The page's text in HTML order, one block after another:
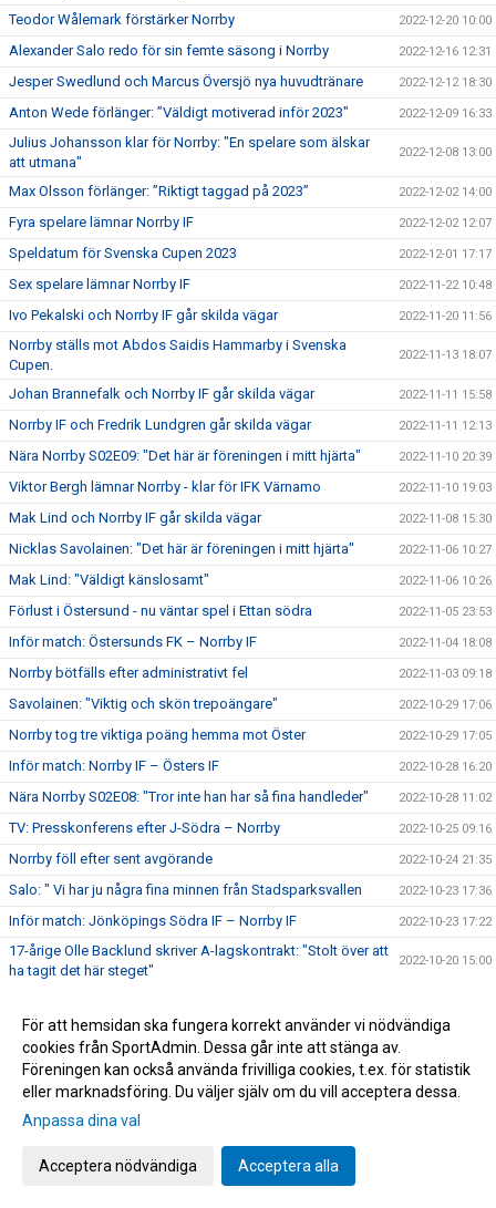
Teodor Wålemark förstärker Norrby 2022-12-20 10:00
Alexander Salo redo för sin femte säsong i Norrby 2022-12-16 12:31
Jesper Swedlund och Marcus Översjö nya huvudtränare 2022-12-12 18:30
Anton Wede förlänger: ”Väldigt motiverad inför 2023" 2022-12-09 16:33
Julius Johansson klar för Norrby: "En spelare som älskar
att utmana"
2022-12-08 13:00
Max Olsson förlänger: ”Riktigt taggad på 2023” 2022-12-02 14:00
Fyra spelare lämnar Norrby IF 2022-12-02 12:07
Speldatum för Svenska Cupen 2023 2022-12-01 17:17
Sex spelare lämnar Norrby IF 2022-11-22 10:48
Ivo Pekalski och Norrby IF går skilda vägar 2022-11-20 11:56
Norrby ställs mot Abdos Saidis Hammarby i Svenska
Cupen.
2022-11-13 18:07
Johan Brannefalk och Norrby IF går skilda vägar 2022-11-11 15:58
Norrby IF och Fredrik Lundgren går skilda vägar 2022-11-11 12:13
Nära Norrby S02E09: "Det här är föreningen i mitt hjärta" 2022-11-10 20:39
Viktor Bergh lämnar Norrby - klar för IFK Värnamo 2022-11-10 19:03
Mak Lind och Norrby IF går skilda vägar 2022-11-08 15:30
Nicklas Savolainen: "Det här är föreningen i mitt hjärta" 2022-11-06 10:27
Mak Lind: "Väldigt känslosamt" 2022-11-06 10:26
Förlust i Östersund - nu väntar spel i Ettan södra 2022-11-05 23:53
Inför match: Östersunds FK – Norrby IF 2022-11-04 18:08
Norrby bötfälls efter administrativt fel 2022-11-03 09:18
Savolainen: "Viktig och skön trepoängare" 2022-10-29 17:06
Norrby tog tre viktiga poäng hemma mot Öster 2022-10-29 17:05
Inför match: Norrby IF – Östers IF 2022-10-28 16:20
Nära Norrby S02E08: "Tror inte han har så fina handleder" 2022-10-28 11:02
TV: Presskonferens efter J-Södra – Norrby 2022-10-25 09:16
Norrby föll efter sent avgörande 2022-10-24 21:35
Salo: " Vi har ju några fina minnen från Stadsparksvallen 2022-10-23 17:36
Inför match: Jönköpings Södra IF – Norrby IF 2022-10-23 17:22
17-årige Olle Backlund skriver A-lagskontrakt: "Stolt över att
ha tagit det här steget"
2022-10-20 15:00
Inför match: Norrby IF – IF Brommapojkarna 2022-10-14 19:04
Lördagens matchvärd: Stiftelsen Garissa 2022-10-14 13:32
Tung förlust i Västerås: "Blir fega" 2022-10-08 17:20
TV: Matchsnack med Mak Lind
Inför match: Västerås SK – Norrby IF
Backlund debuterade när Norrby kryssade: "Detta man har
För att hemsidan ska fungera korrekt använder vi nödvändiga
cookies från SportAdmin. Dessa går inte att stänga av.
Föreningen kan också använda frivilliga cookies, t.ex. för statistik
eller marknadsföring. Du väljer själv om du vill acceptera dessa.
Anpassa dina val
Acceptera nödvändiga Acceptera alla